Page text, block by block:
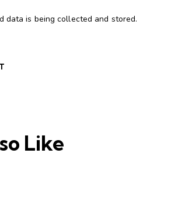
data is being collected and stored.
Like